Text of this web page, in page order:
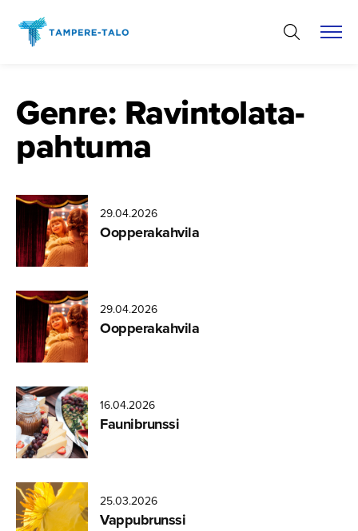
sisältöön
Genre: Ravintola­ta­
pahtuma
29.04.2026
Oopperakahvila
29.04.2026
Oopperakahvila
16.04.2026
Faunibrunssi
25.03.2026
Vappubrunssi